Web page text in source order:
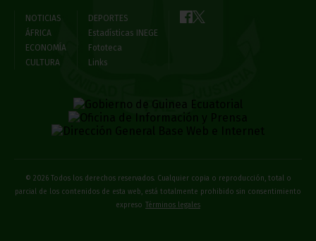
NOTICIAS
ÁFRICA
ECONOMÍA
CULTURA
DEPORTES
Estadísticas INEGE
Fototeca
Links
© 2026 Todos los derechos reservados. Cualquier copia o reproducción, total o
parcial de los contenidos de esta web, está totalmente prohibido sin consentimiento
expreso
Términos legales